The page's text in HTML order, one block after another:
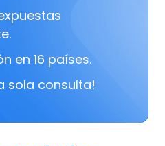
en 16 países.
sola consulta!